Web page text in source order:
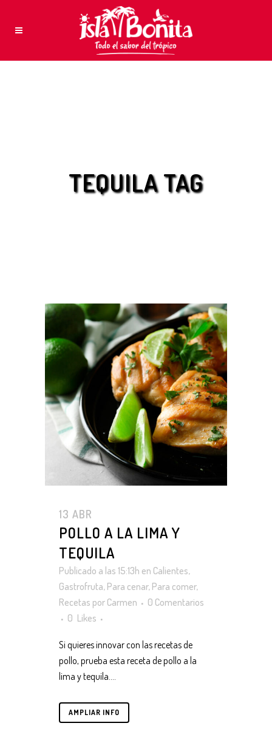
TEQUILA TAG
13 ABR
POLLO A LA LIMA Y
TEQUILA
Publicado a las 15:13h en Calientes,
Gastrofruta, Para cenar, Para comer,
Recetas por Carmen
0 Comentarios
0 Likes
Si quieres innovar con las recetas de
pollo, prueba esta receta de pollo a la
lima y tequila....
AMPLIAR INFO